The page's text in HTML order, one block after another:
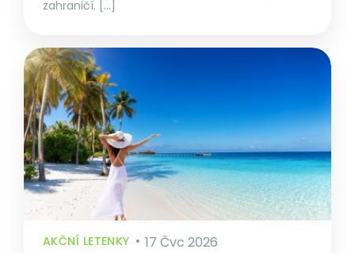
zahraničí. […]
AKČNÍ LETENKY 17 Čvc 2026